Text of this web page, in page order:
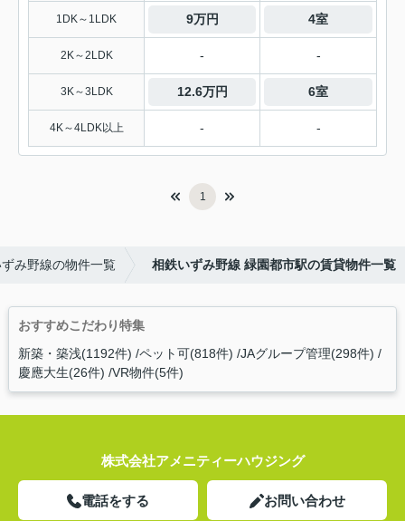
1DK～1LDK 9万円 4室
2K～2LDK - -
3K～3LDK 12.6万円 6室
4K～4LDK以上 - -
1
み野線の物件一覧 相鉄いずみ野線 緑園都市駅の賃貸物件一覧
おすすめこだわり特集
新築・築浅(1192件) ペット可(818件) JAグループ管理(298件)
慶應大生(26件) VR物件(5件)
株式会社アメニティーハウジング
電話をする お問い合わせ